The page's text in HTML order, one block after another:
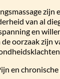
zijn
van al
en
oorzaak zijn
en